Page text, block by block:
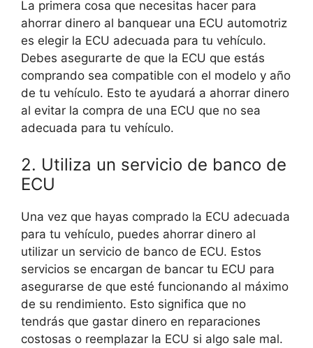
La primera cosa que necesitas hacer para
ahorrar dinero al banquear una ECU automotriz
es elegir la ECU adecuada para tu vehículo.
Debes asegurarte de que la ECU que estás
comprando sea compatible con el modelo y año
de tu vehículo. Esto te ayudará a ahorrar dinero
al evitar la compra de una ECU que no sea
adecuada para tu vehículo.
2. Utiliza un servicio de banco de
ECU
Una vez que hayas comprado la ECU adecuada
para tu vehículo, puedes ahorrar dinero al
utilizar un servicio de banco de ECU. Estos
servicios se encargan de bancar tu ECU para
asegurarse de que esté funcionando al máximo
de su rendimiento. Esto significa que no
tendrás que gastar dinero en reparaciones
costosas o reemplazar la ECU si algo sale mal.